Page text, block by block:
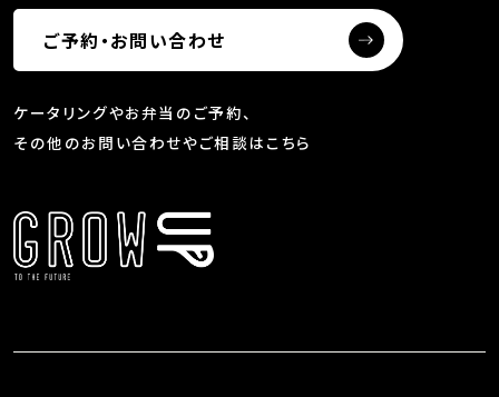
ご予約・お問い合わせ
ケータリングやお弁当のご予約、
その他のお問い合わせやご相談はこちら